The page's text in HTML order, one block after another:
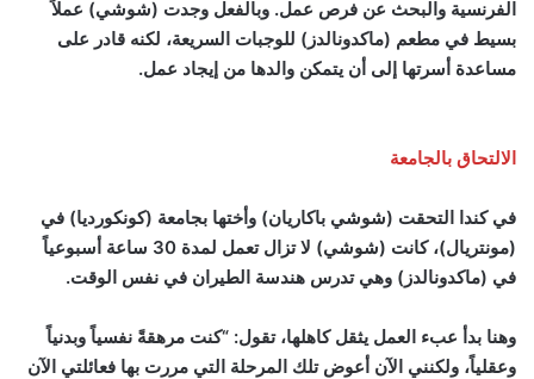
الفرنسية والبحث عن فرص عمل. وبالفعل وجدت (شوشي) عملاً
بسيط في مطعم (ماكدونالدز) للوجبات السريعة، لكنه قادر على
مساعدة أسرتها إلى أن يتمكن والدها من إيجاد عمل.
الالتحاق بالجامعة
في كندا التحقت (شوشي باكاريان) وأختها بجامعة (كونكورديا) في
(مونتريال)، كانت (شوشي) لا تزال تعمل لمدة 30 ساعة أسبوعياً
في (ماكدونالدز) وهي تدرس هندسة الطيران في نفس الوقت.
وهنا بدأ عبء العمل يثقل كاهلها، تقول: “كنت مرهقةً نفسياً وبدنياً
وعقلياً، ولكنني الآن أعوض تلك المرحلة التي مررت بها فعائلتي الآن